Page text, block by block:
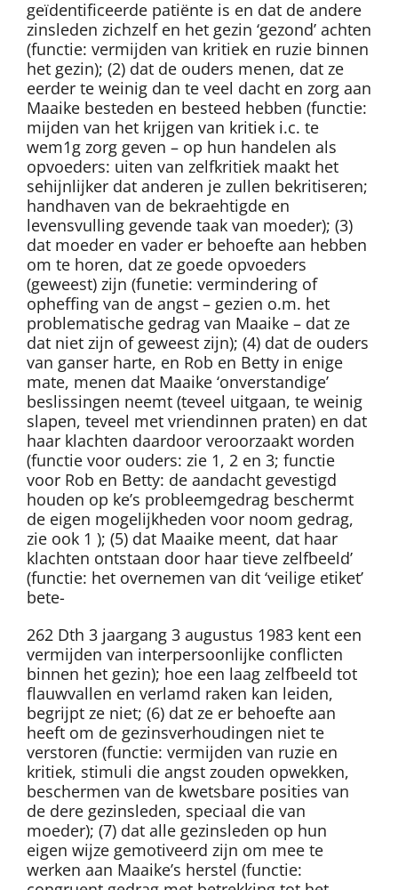
geïdentificeerde patiënte is en dat de andere
zinsleden zichzelf en het gezin ‘gezond’ achten
(functie: vermijden van kritiek en ruzie binnen
het gezin); (2) dat de ouders menen, dat ze
eerder te weinig dan te veel dacht en zorg aan
Maaike besteden en besteed hebben (functie:
mijden van het krijgen van kritiek i.c. te
wem1g zorg geven – op hun handelen als
opvoeders: uiten van zelfkritiek maakt het
sehijnlijker dat anderen je zullen bekritiseren;
handhaven van de bekraehtigde en
levensvulling gevende taak van moeder); (3)
dat moeder en vader er behoefte aan hebben
om te horen, dat ze goede opvoeders
(geweest) zijn (funetie: vermindering of
opheffing van de angst – gezien o.m. het
problematische gedrag van Maaike – dat ze
dat niet zijn of geweest zijn); (4) dat de ouders
van ganser harte, en Rob en Betty in enige
mate, menen dat Maaike ‘onverstandige’
beslissingen neemt (teveel uitgaan, te weinig
slapen, teveel met vriendinnen praten) en dat
haar klachten daardoor veroorzaakt worden
(functie voor ouders: zie 1, 2 en 3; functie
voor Rob en Betty: de aandacht gevestigd
houden op ke’s probleemgedrag beschermt
de eigen mogelijkheden voor noom gedrag,
zie ook 1 ); (5) dat Maaike meent, dat haar
klachten ontstaan door haar tieve zelfbeeld’
(functie: het overnemen van dit ‘veilige etiket’
bete-
262 Dth 3 jaargang 3 augustus 1983 kent een
vermijden van interpersoonlijke conflicten
binnen het gezin); hoe een laag zelfbeeld tot
flauwvallen en verlamd raken kan leiden,
begrijpt ze niet; (6) dat ze er behoefte aan
heeft om de gezinsverhoudingen niet te
verstoren (functie: vermijden van ruzie en
kritiek, stimuli die angst zouden opwekken,
beschermen van de kwetsbare posities van
de dere gezinsleden, speciaal die van
moeder); (7) dat alle gezinsleden op hun
eigen wijze gemotiveerd zijn om mee te
werken aan Maaike’s herstel (functie: